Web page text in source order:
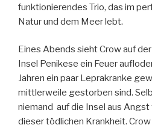
funktionierendes Trio, das im
Natur und dem Meer lebt.
Eines Abends sieht Crow auf
Insel Penikese ein Feuer
Jahren ein paar Leprakranke
mittlerweile gestorben sind.
niemand auf die Insel aus
dieser tödlichen Krankheit.